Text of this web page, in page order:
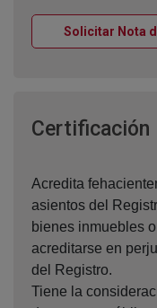
Solicitar Nota
Certificación
Acredita
asientos del
bienes inmuebles
acreditarse en
del Registro.
Tiene la